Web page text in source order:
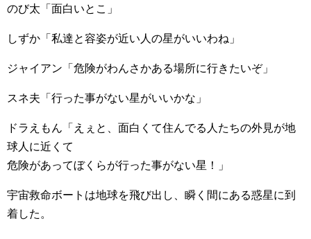
のび太「面白いとこ」
しずか「私達と容姿が近い人の星がいいわね」
ジャイアン「危険がわんさかある場所に行きたいぞ」
スネ夫「行った事がない星がいいかな」
ドラえもん「えぇと、面白くて住んでる人たちの外見が地
球人に近くて
危険があってぼくらが行った事がない星！」
宇宙救命ボートは地球を飛び出し、瞬く間にある惑星に到
着した。